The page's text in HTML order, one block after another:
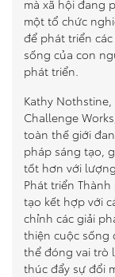
mà xã hội đang
một tổ chức
để phát triển
sống của con
phát triển.
Kathy
Challenge
toàn thế giới
pháp sáng tạo,
tốt hơn với
Phát triển
tạo kết hợp với
chỉnh các giải
thiện cuộc sống
thể đóng vai trò
thúc đẩy sự đổi